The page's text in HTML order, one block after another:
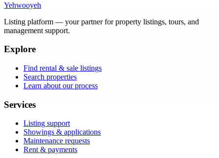
Yehwooyeh
Listing platform — your partner for property listings, tours, and
management support.
Explore
Find rental & sale listings
Search properties
Learn about our process
Services
Listing support
Showings & applications
Maintenance requests
Rent & payments